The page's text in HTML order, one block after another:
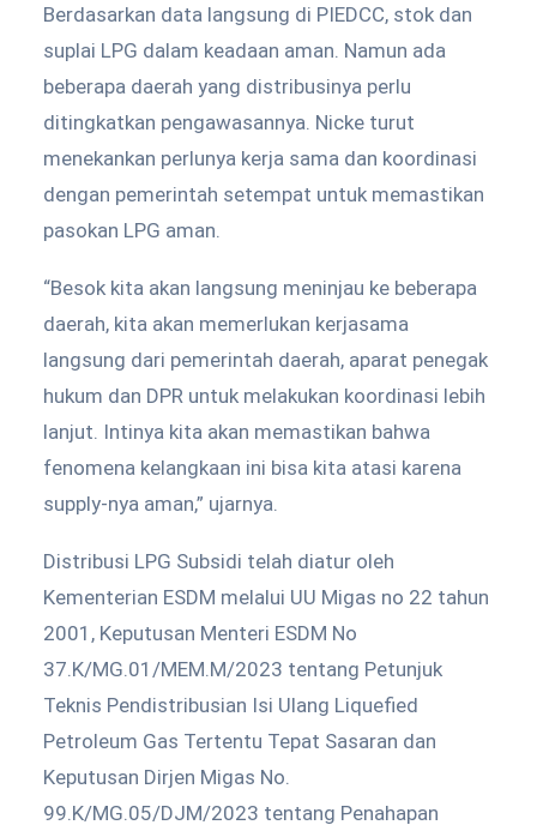
Berdasarkan data langsung di PIEDCC, stok dan
suplai LPG dalam keadaan aman. Namun ada
beberapa daerah yang distribusinya perlu
ditingkatkan pengawasannya. Nicke turut
menekankan perlunya kerja sama dan koordinasi
dengan pemerintah setempat untuk memastikan
pasokan LPG aman.
“Besok kita akan langsung meninjau ke beberapa
daerah, kita akan memerlukan kerjasama
langsung dari pemerintah daerah, aparat penegak
hukum dan DPR untuk melakukan koordinasi lebih
lanjut. Intinya kita akan memastikan bahwa
fenomena kelangkaan ini bisa kita atasi karena
supply-nya aman,” ujarnya.
Distribusi LPG Subsidi telah diatur oleh
Kementerian ESDM melalui UU Migas no 22 tahun
2001, Keputusan Menteri ESDM No
37.K/MG.01/MEM.M/2023 tentang Petunjuk
Teknis Pendistribusian Isi Ulang Liquefied
Petroleum Gas Tertentu Tepat Sasaran dan
Keputusan Dirjen Migas No.
99.K/MG.05/DJM/2023 tentang Penahapan